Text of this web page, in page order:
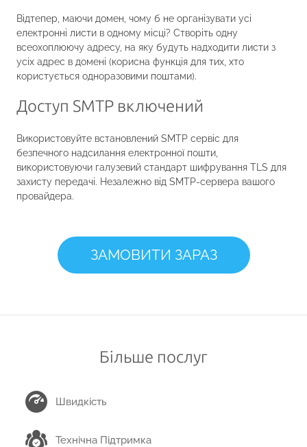
Відтепер, маючи домен, чому б не організувати усі
електронні листи в одному місці? Створіть одну
всеохоплюючу адресу, на яку будуть надходити листи з
усіх адрес в домені (корисна функція для тих, хто
користується одноразовими поштами).
Доступ SMTP включений
Використовуйте встановлений SMTP сервіс для
безпечного надсилання електронної пошти,
використовуючи галузевий стандарт шифрування TLS для
захисту передачі. Незалежно від SMTP-сервера вашого
провайдера.
ЗАМОВИТИ ЗАРАЗ
Більше послуг
Швидкість
Технічна Підтримка